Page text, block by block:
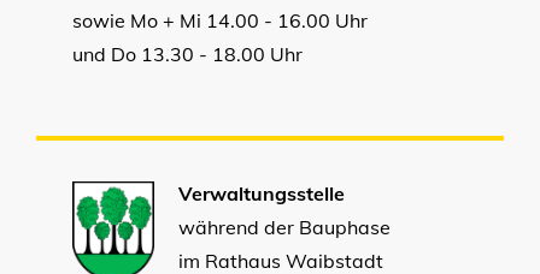
sowie Mo + Mi 14.00 - 16.00 Uhr
und Do 13.30 - 18.00 Uhr
Verwaltungsstelle
während der Bauphase
im Rathaus Waibstadt